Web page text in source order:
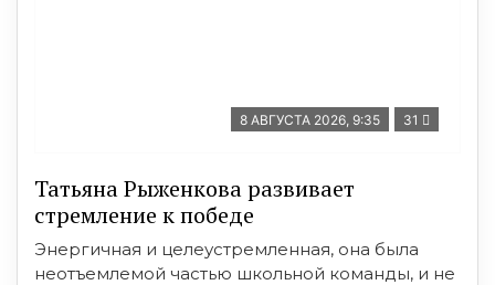
8 АВГУСТА 2026, 9:35 31
Татьяна Рыженкова развивает
стремление к победе
Энергичная и целеустремленная, она была
неотъемлемой частью школьной команды, и не